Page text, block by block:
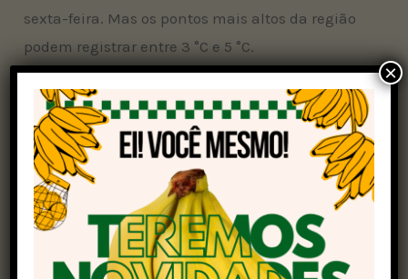
sexta-feira. Mas os pontos mais altos da região
podem registrar entre 3 °C e 5 °C.
Muitas áreas em Mato Grosso do Sul devem
registrar temperaturas entre 5 °C e 10 °C na
sexta. Nessa data, o sul de Mato Grosso e a
fronteira do estado com a Bolívia sentirão um
resfriamento intenso e poderão registrar
temperaturas entre 10 °C e 14 °C.
É possível que áreas no extremo sul de Rondônia
×